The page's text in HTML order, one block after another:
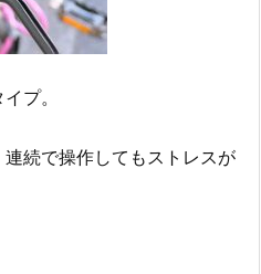
プ。
続で操作してもストレスが